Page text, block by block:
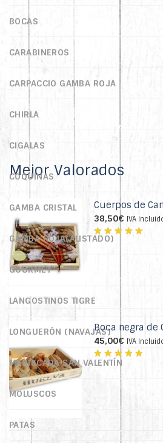
BOCAS
CARABINEROS
CARPACCIO GAMBA ROJA
CHIRLA
CIGALAS
COQUINAS
GAMBA CRISTAL
GAMBA ROJA(ALISTADO)
GOURMET
LANGOSTINOS TIGRE
LONGUERÓN (NAVAJAS)
MARISCADA SAN VALENTÍN
MOLUSCOS
PATAS
Mejor Valorados
Cuerpos de
38,50€ IVA
Boca negra de
45,00€ IVA
Valorado